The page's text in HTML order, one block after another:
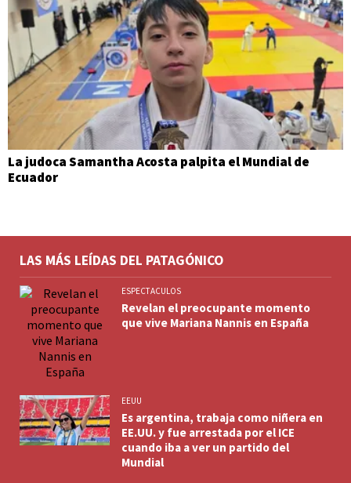
La judoca Samantha Acosta palpita el Mundial de
Ecuador
LAS MÁS LEÍDAS DEL PATAGÓNICO
ESPECTACULOS
Revelan el preocupante momento
que vive Mariana Nannis en España
EEUU
Es argentina, trabaja como niñera en
EE.UU. y fue arrestada por el ICE
cuando iba a ver un partido del
Mundial